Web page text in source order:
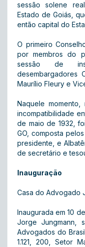
sessão solene
Estado de Goiás,
então capital do
O primeiro
por membros do
sessão de
desembargadores
Maurílio Fleury e
Naquele
incompatibilidade
de maio de 1932,
GO, composta
presidente, e
de secretário e
Inauguração
Casa do Advogado
Inaugurada em 10
Jorge Jungmann,
Advogados do
1.121, 200, Setor